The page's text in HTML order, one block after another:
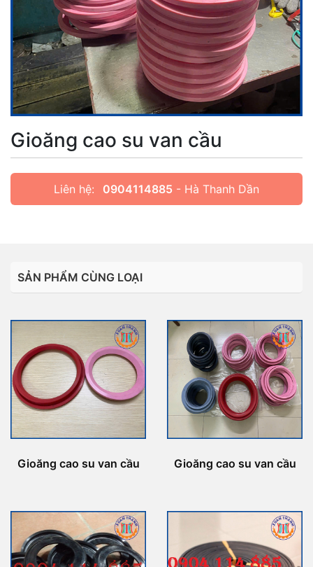
Gioăng cao su van cầu
Liên hệ: 0904114885 - Hà Thanh Dần
SẢN PHẨM CÙNG LOẠI
Gioăng cao su van cầu Gioăng cao su van cầu